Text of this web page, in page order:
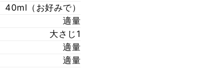
40ml（お好みで）
適量
大さじ1
適量
適量